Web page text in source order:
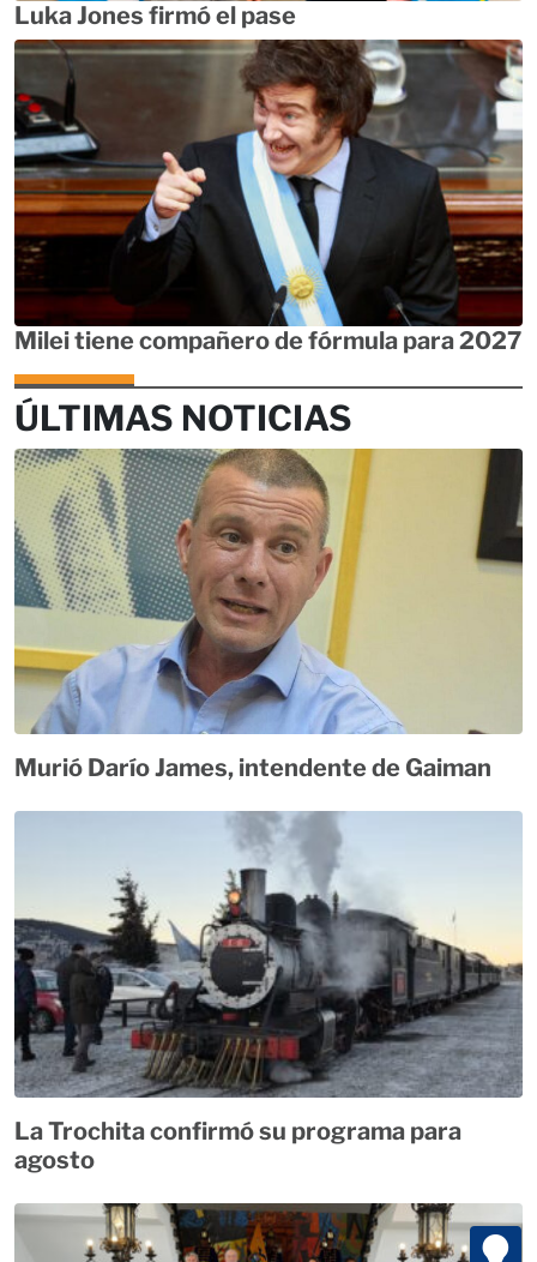
Luka Jones firmó el pase
Milei tiene compañero de fórmula para 2027
ÚLTIMAS NOTICIAS
Murió Darío James, intendente de Gaiman
La Trochita confirmó su programa para
agosto